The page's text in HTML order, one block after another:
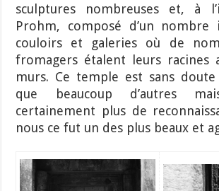
sculptures nombreuses et, à
Prohm, composé d’un nombre
couloirs et galeries où de
fromagers étalent leurs racines
murs. Ce temple est sans
que beaucoup d’autres
certainement plus de
nous ce fut un des plus beaux et